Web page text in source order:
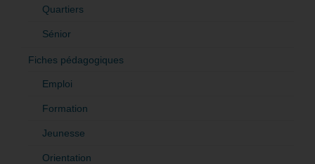
Quartiers
Sénior
Fiches pédagogiques
Emploi
Formation
Jeunesse
Orientation